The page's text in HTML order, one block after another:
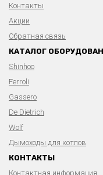
Контакты
Акции
Обратная связь
КАТАЛОГ
Shinhoo
Ferroli
Gassero
De Dietrich
Wolf
Дымоходы для котлов
КОНТАКТЫ
Контактная информация